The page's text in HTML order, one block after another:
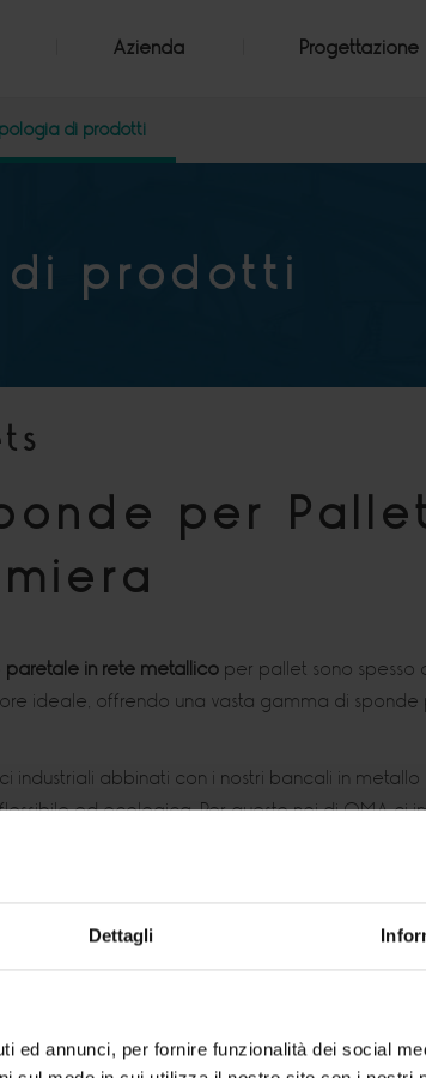
Dettagli
ed annunci, per fornire funzionalità dei social
di prodotti
Azienda Progettazione
prodotti
per
paretale in rete metallico per pallet sono spesso
ideale, offrendo una vasta gamma di
industriali abbinati con i nostri bancali in
ed ecologica. Per questo noi di OMA ci
per contorno pallet include chiusure in
bin versatili e velocemente adattabili per
per pallet, per agevolare la